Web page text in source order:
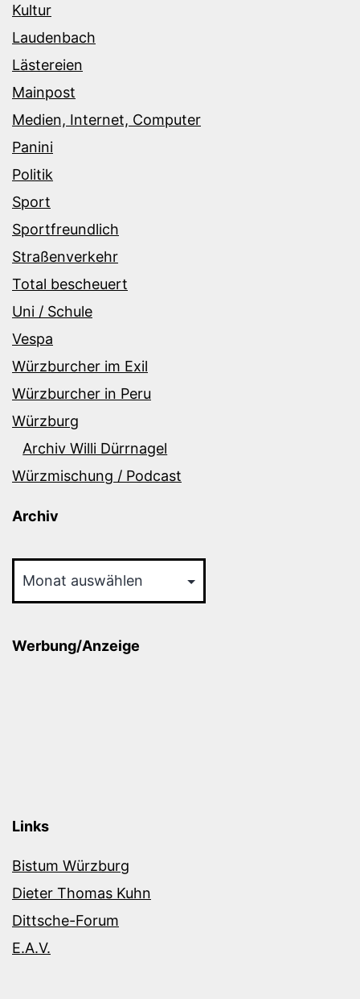
Kultur
Laudenbach
Lästereien
Mainpost
Medien, Internet, Computer
Panini
Politik
Sport
Sportfreundlich
Straßenverkehr
Total bescheuert
Uni / Schule
Vespa
Würzburcher im Exil
Würzburcher in Peru
Würzburg
Archiv Willi Dürrnagel
Würzmischung / Podcast
Archiv
Werbung/Anzeige
Links
Bistum Würzburg
Dieter Thomas Kuhn
Dittsche-Forum
E.A.V.